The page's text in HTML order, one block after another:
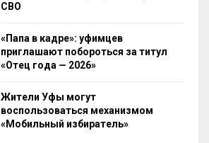
СВО
«Папа в кадре»: уфимцев
приглашают побороться за титул
«Отец года — 2026»
Жители Уфы могут
воспользоваться механизмом
«Мобильный избиратель»